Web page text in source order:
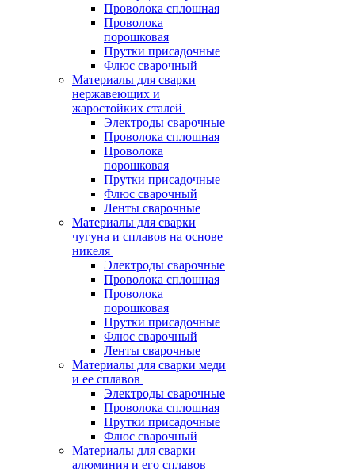
Проволока сплошная
Проволока
порошковая
Прутки присадочные
Флюс сварочный
Материалы для сварки
нержавеющих и
жаростойких сталей
Электроды сварочные
Проволока сплошная
Проволока
порошковая
Прутки присадочные
Флюс сварочный
Ленты сварочные
Материалы для сварки
чугуна и сплавов на основе
никеля
Электроды сварочные
Проволока сплошная
Проволока
порошковая
Прутки присадочные
Флюс сварочный
Ленты сварочные
Материалы для сварки меди
и ее сплавов
Электроды сварочные
Проволока сплошная
Прутки присадочные
Флюс сварочный
Материалы для сварки
алюминия и его сплавов